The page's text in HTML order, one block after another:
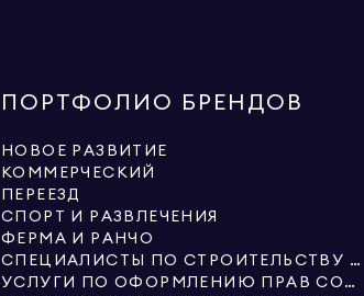
ПОРТФОЛИО БРЕНДОВ
НОВОЕ РАЗВИТИЕ
КОММЕРЧЕСКИЙ
ПЕРЕЕЗД
СПОРТ И РАЗВЛЕЧЕНИЯ
ФЕРМА И РАНЧО
СПЕЦИАЛИСТЫ ПО СТРОИТЕЛЬСТВУ И НЕДВИЖИМОСТИ
УСЛУГИ ПО ОФОРМЛЕНИЮ ПРАВ СОБСТВЕННОСТИ